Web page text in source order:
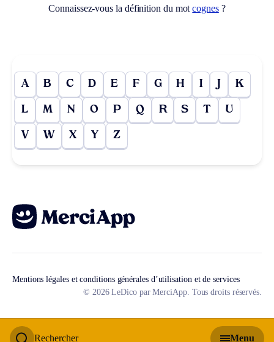
Rechercher Menu
Connaissez-vous la définition du motcognes?
A B C D E F G H I J K
L M N O P Q R S T U
V W X Y Z
Mentions légales et conditions générales d’utilisation et de services
© 2026 LeDico par MerciApp. Tous droits réservés.